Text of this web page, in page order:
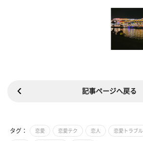
記事ページへ戻る
タグ： 恋愛 恋愛テク 恋人 恋愛トラブル